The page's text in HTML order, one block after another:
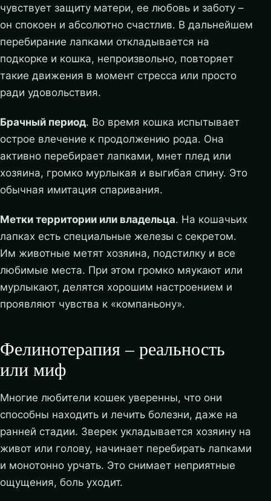
чувствует защиту матери, ее любовь и заботу –
он спокоен и абсолютно счастлив. В дальнейшем
перебирание лапками откладывается на
подкорке и кошка, непроизвольно, повторяет
такие движения в момент стресса или просто
ради удовольствия.
Брачный период. Во время кошка испытывает
острое влечение к продолжению рода. Она
активно перебирает лапками, мнет плед или
хозяина, громко мурлыкая и выгибая спину. Это
обычная имитация спаривания.
Метки территории или владельца. На кошачьих
лапках есть специальные железы с секретом.
Им животные метят хозяина, подстилку и все
любимые места. При этом громко мяукают или
мурлыкают, делятся хорошим настроением и
проявляют чувства к «компаньону».
Фелинотерапия – реальность
или миф
Многие любители кошек уверенны, что они
способны находить и лечить болезни, даже на
ранней стадии. Зверек укладывается хозяину на
живот или голову, начинает перебирать лапками
и монотонно урчать. Это снимает неприятные
ощущения, боль уходит.